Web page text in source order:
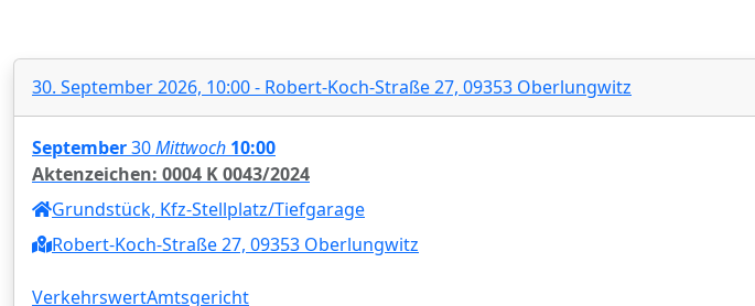
30. September 2026, 10:00 - Robert-Koch-Straße 27, 09353 Oberlungwitz
September30Mittwoch 10:00
Aktenzeichen: 0004 K 0043/2024
Grundstück, Kfz-Stellplatz/Tiefgarage
Robert-Koch-Straße 27, 09353 Oberlungwitz
VerkehrswertAmtsgericht